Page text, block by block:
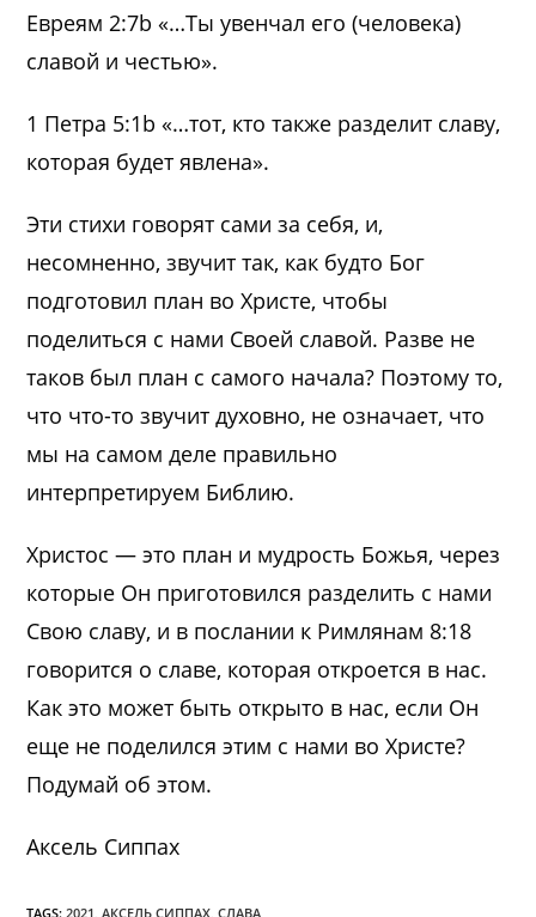
Евреям 2:7b «…Ты увенчал его (человека)
славой и честью».
1 Петра 5:1b «…тот, кто также разделит славу,
которая будет явлена».
Эти стихи говорят сами за себя, и,
несомненно, звучит так, как будто Бог
подготовил план во Христе, чтобы
поделиться с нами Своей славой. Разве не
таков был план с самого начала? Поэтому то,
что что-то звучит духовно, не означает, что
мы на самом деле правильно
интерпретируем Библию.
Христос — это план и мудрость Божья, через
которые Он приготовился разделить с нами
Свою славу, и в послании к Римлянам 8:18
говорится о славе, которая откроется в нас.
Как это может быть открыто в нас, если Он
еще не поделился этим с нами во Христе?
Подумай об этом.
Аксель Сиппах
TAGS:2021, АКСЕЛЬ СИППАХ, СЛАВА